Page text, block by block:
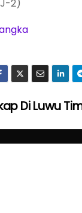
2)
Di Luwu